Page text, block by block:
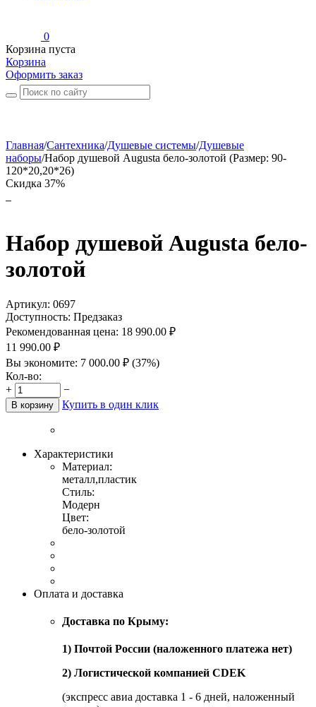
0
Корзина пуста
Корзина
Оформить заказ
Главная/Сантехника/Душевые системы/Душевые
наборы/Набор душевой Augusta бело-золотой (Размер: 90-
120*20,20*26)
Скидка 37%
Набор душевой Augusta бело-
золотой
Артикул: 0697
Доступность: Предзаказ
Рекомендованная цена: 18 990.00 ₽
11 990.00 ₽
Вы экономите: 7 000.00 ₽ (37%)
Кол-во:
+
−
В корзину Купить в один клик
Характеристики
Материал:
металл,пластик
Стиль:
Модерн
Цвет:
бело-золотой
Оплата и доставка
Доставка по Крыму:
1) Почтой России (наложенного платежа нет)
2) Логистической компанией CDEK
(экспресс авиа доставка 1 - 6 дней, наложенный